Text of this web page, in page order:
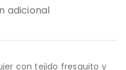
adicional
con tejido fresquito y